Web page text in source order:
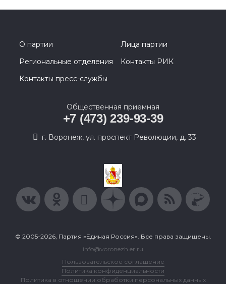
О партии
Лица партии
Региональные отделения
Контакты РИК
Контакты пресс-службы
Общественная приемная
+7 (473) 239-93-39
г. Воронеж, ул. проспект Революции, д. 33
© 2005-2026, Партия «Единая Россия». Все права защищены.
info@voronezh.er.ru
Пользовательское соглашение
Политика конфиденциальности
Политика в отношении обработки персональных данных